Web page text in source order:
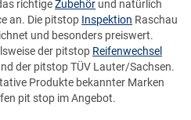
richtigeZubehör und natürlich
an. Die pitstop Inspektion Raschau
und besonders preiswert.
der pitstop Reifenwechsel
der pitstop TÜV Lauter/Sachsen.
Produkte bekannter Marken
pit stop im Angebot.